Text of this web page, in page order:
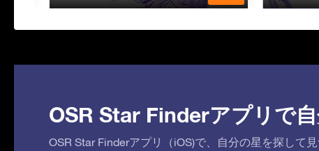
OSR Star Finderアプリで
OSR Star Finderアプリ（iOS)で、自分の星を探して